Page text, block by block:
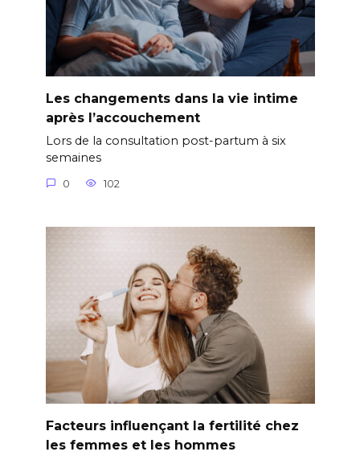
Les changements dans la vie intime
après l’accouchement
Lors de la consultation post-partum à six
semaines
0 102
Facteurs influençant la fertilité chez
les femmes et les hommes